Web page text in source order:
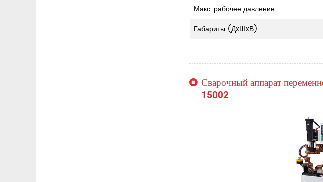
Макс. рабочее давление
Габариты (ДxШxВ)
Сварочный аппарат
15002